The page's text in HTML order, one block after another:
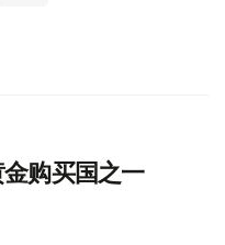
购买国之一